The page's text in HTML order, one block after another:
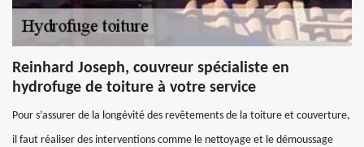
Reinhard Joseph, couvreur spécialiste en
hydrofuge de toiture à votre service
Pour s’assurer de la longévité des revêtements de la toiture et couverture,
il faut réaliser des interventions comme le nettoyage et le démoussage